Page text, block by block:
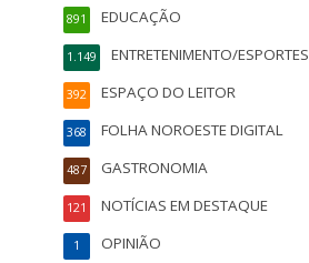
EDUCAÇÃO
891
ENTRETENIMENTO/ESPORTES
1.149
ESPAÇO DO LEITOR
392
FOLHA NOROESTE DIGITAL
368
GASTRONOMIA
487
NOTÍCIAS EM DESTAQUE
121
OPINIÃO
1